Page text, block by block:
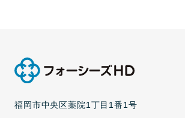
福岡市中央区薬院1丁目1番1号